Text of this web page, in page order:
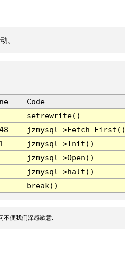
。
Code
setrewrite()
jzmysql-
jzmysql->Init()
jzmysql->Open()
jzmysql->halt()
break()
不便我们深感歉意.